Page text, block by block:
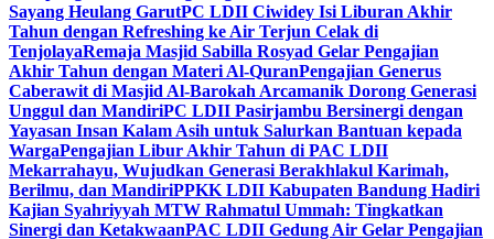
Sayang Heulang GarutPC LDII Ciwidey Isi Liburan Akhir
Tahun dengan Refreshing ke Air Terjun Celak di
TenjolayaRemaja Masjid Sabilla Rosyad Gelar Pengajian
Akhir Tahun dengan Materi Al-QuranPengajian Generus
Caberawit di Masjid Al-Barokah Arcamanik Dorong Generasi
Unggul dan MandiriPC LDII Pasirjambu Bersinergi dengan
Yayasan Insan Kalam Asih untuk Salurkan Bantuan kepada
WargaPengajian Libur Akhir Tahun di PAC LDII
Mekarrahayu, Wujudkan Generasi Berakhlakul Karimah,
Berilmu, dan MandiriPPKK LDII Kabupaten Bandung Hadiri
Kajian Syahriyyah MTW Rahmatul Ummah: Tingkatkan
Sinergi dan KetakwaanPAC LDII Gedung Air Gelar Pengajian